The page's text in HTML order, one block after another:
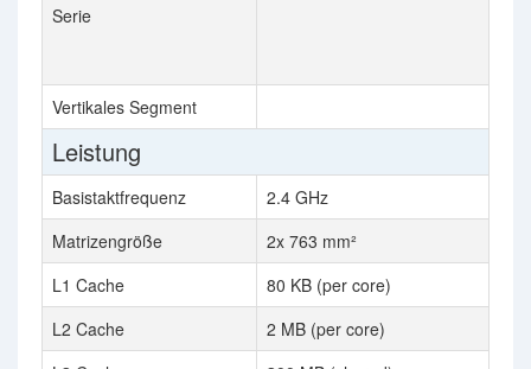
Serie
Vertikales Segment
Leistung
Basistaktfrequenz 2.4 GHz
Matrizengröße
2x 763 mm²
L1 Cache
80 KB (per core)
L2 Cache
2 MB (per core)